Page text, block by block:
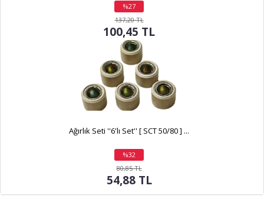
%27
indirim
137,20 TL
100,45 TL
Ağırlık Seti ''6'lı Set'' [ SCT 50/80 ] ...
%32
indirim
80,85 TL
54,88 TL